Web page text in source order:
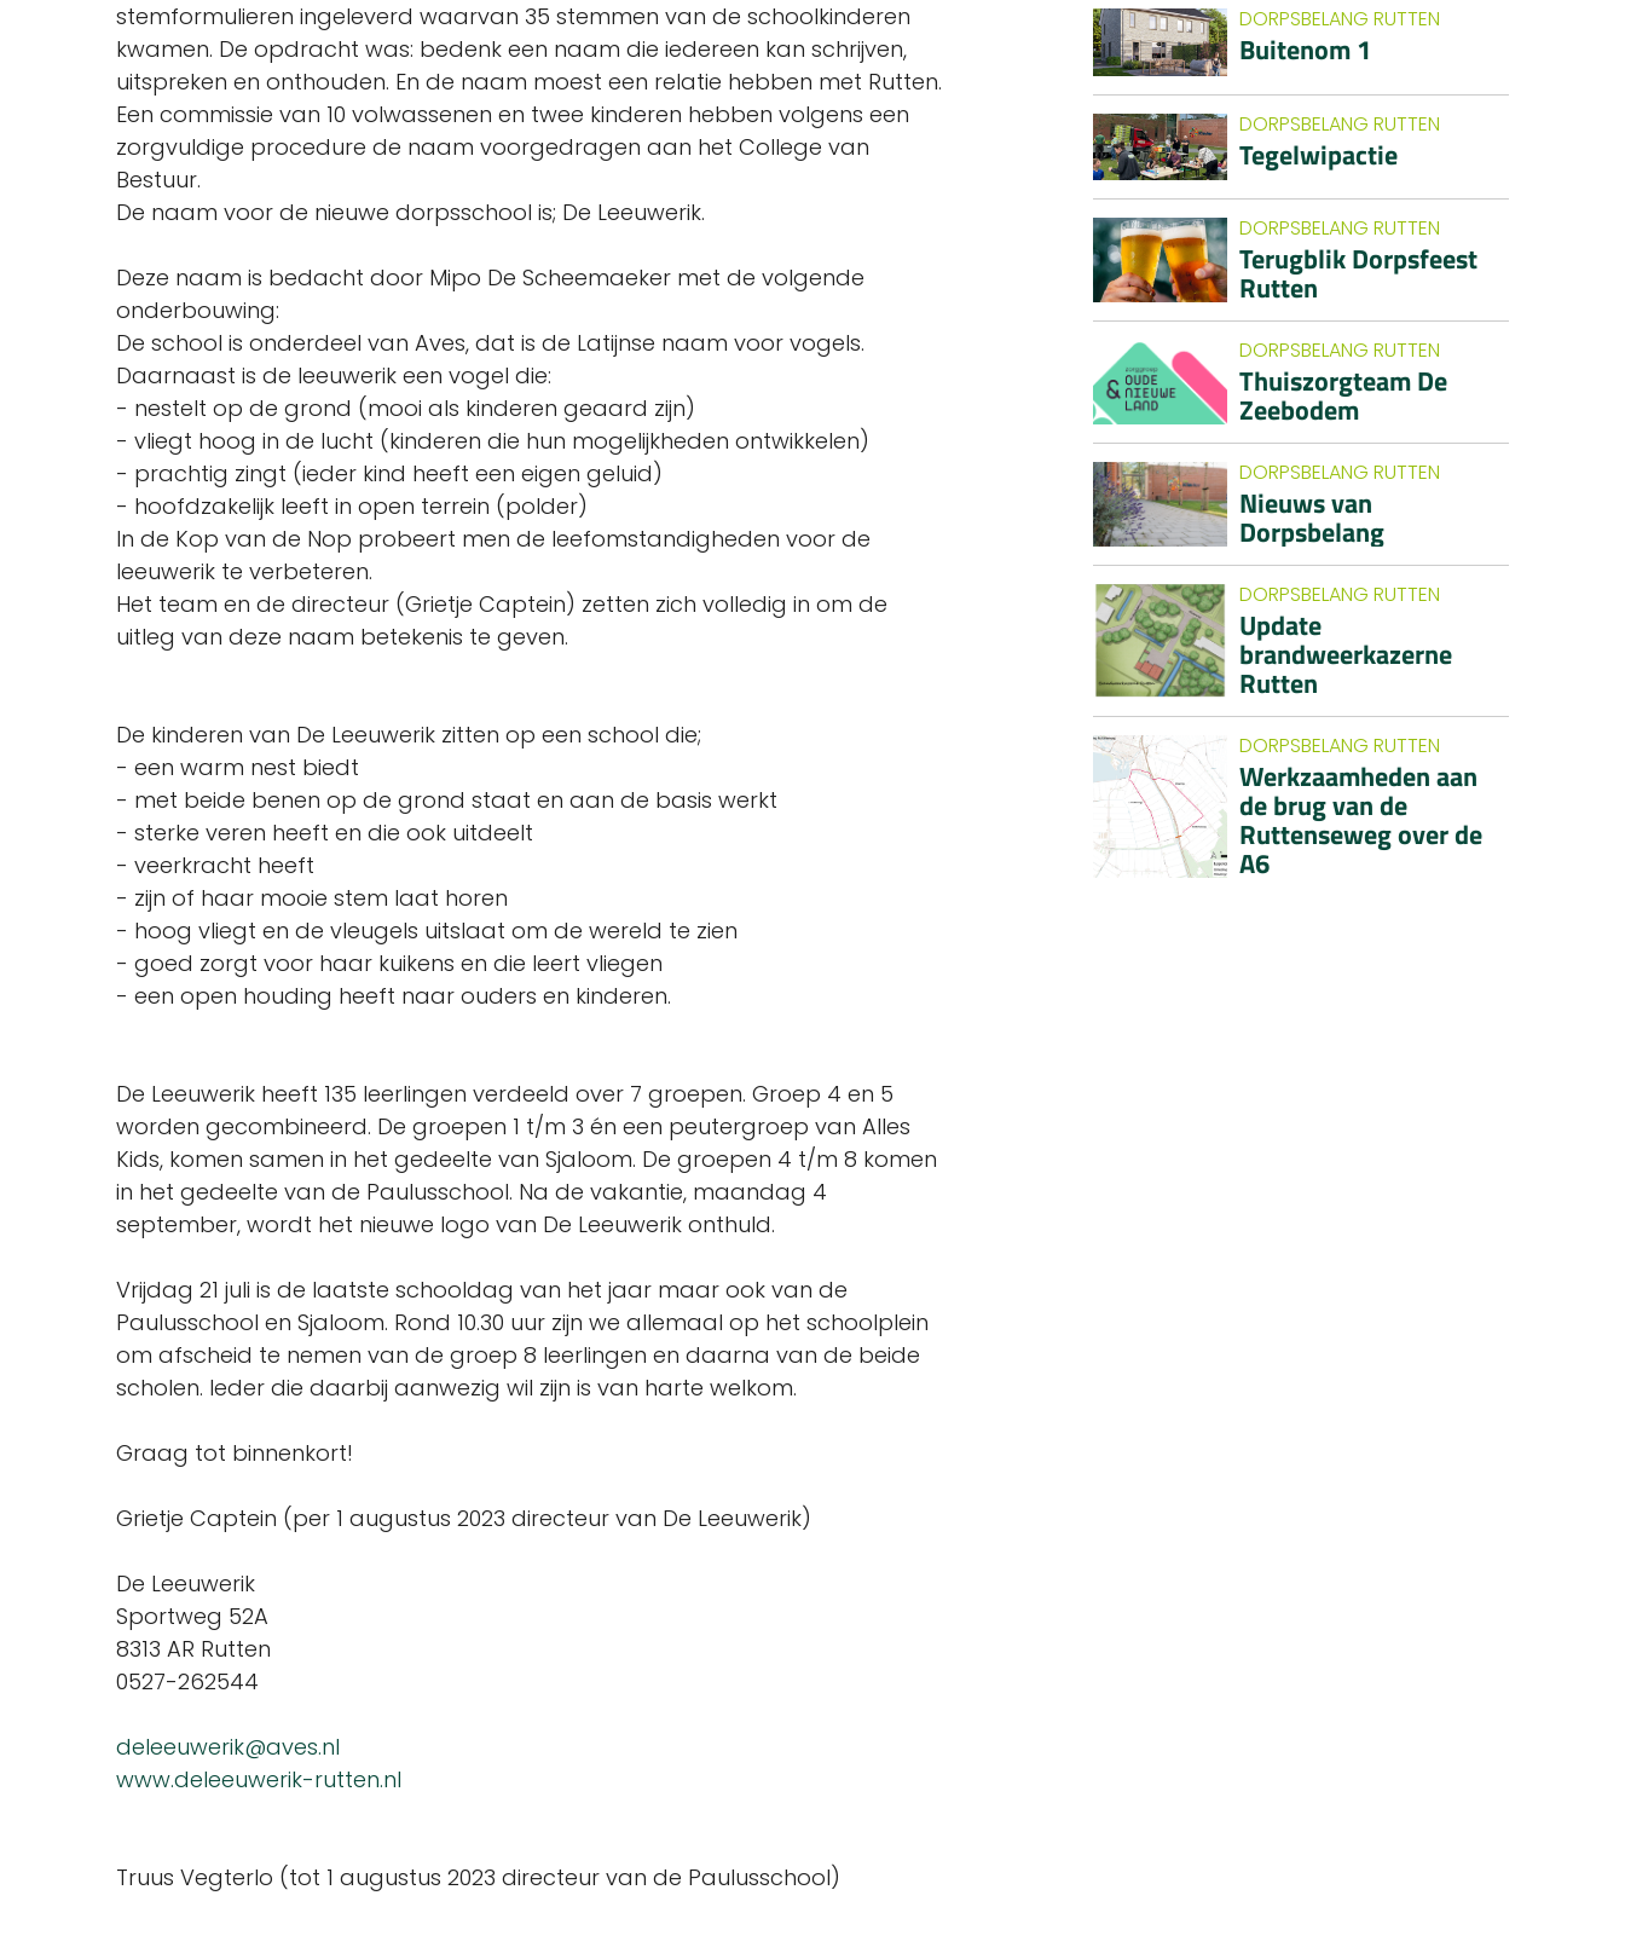
stemformulieren ingeleverd waarvan 35 stemmen van de schoolkinderen
kwamen. De opdracht was: bedenk een naam die iedereen kan schrijven,
uitspreken en onthouden. En de naam moest een relatie hebben met Rutten.
Een commissie van 10 volwassenen en twee kinderen hebben volgens een
zorgvuldige procedure de naam voorgedragen aan het College van
Bestuur.
De naam voor de nieuwe dorpsschool is; De Leeuwerik.
Deze naam is bedacht door Mipo De Scheemaeker met de volgende
onderbouwing:
De school is onderdeel van Aves, dat is de Latijnse naam voor vogels.
Daarnaast is de leeuwerik een vogel die:
- nestelt op de grond (mooi als kinderen geaard zijn)
- vliegt hoog in de lucht (kinderen die hun mogelijkheden ontwikkelen)
- prachtig zingt (ieder kind heeft een eigen geluid)
- hoofdzakelijk leeft in open terrein (polder)
In de Kop van de Nop probeert men de leefomstandigheden voor de
leeuwerik te verbeteren.
Het team en de directeur (Grietje Captein) zetten zich volledig in om de
uitleg van deze naam betekenis te geven.
De kinderen van De Leeuwerik zitten op een school die;
- een warm nest biedt
- met beide benen op de grond staat en aan de basis werkt
- sterke veren heeft en die ook uitdeelt
- veerkracht heeft
- zijn of haar mooie stem laat horen
- hoog vliegt en de vleugels uitslaat om de wereld te zien
- goed zorgt voor haar kuikens en die leert vliegen
- een open houding heeft naar ouders en kinderen.
De Leeuwerik heeft 135 leerlingen verdeeld over 7 groepen. Groep 4 en 5
worden gecombineerd. De groepen 1 t/m 3 én een peutergroep van Alles
Kids, komen samen in het gedeelte van Sjaloom. De groepen 4 t/m 8 komen
in het gedeelte van de Paulusschool. Na de vakantie, maandag 4
september, wordt het nieuwe logo van De Leeuwerik onthuld.
Vrijdag 21 juli is de laatste schooldag van het jaar maar ook van de
Paulusschool en Sjaloom. Rond 10.30 uur zijn we allemaal op het schoolplein
om afscheid te nemen van de groep 8 leerlingen en daarna van de beide
scholen. Ieder die daarbij aanwezig wil zijn is van harte welkom.
Graag tot binnenkort!
Grietje Captein (per 1 augustus 2023 directeur van De Leeuwerik)
De Leeuwerik
Sportweg 52A
8313 AR Rutten
0527-262544
deleeuwerik@aves.nl
www.deleeuwerik-rutten.nl
Truus Vegterlo (tot 1 augustus 2023 directeur van de Paulusschool)
DORPSBELANG RUTTEN
Buitenom 1
DORPSBELANG RUTTEN
Tegelwipactie
DORPSBELANG RUTTEN
Terugblik Dorpsfeest
Rutten
DORPSBELANG RUTTEN
Thuiszorgteam De
Zeebodem
DORPSBELANG RUTTEN
Nieuws van
Dorpsbelang
DORPSBELANG RUTTEN
Update
brandweerkazerne
Rutten
DORPSBELANG RUTTEN
Werkzaamheden aan
de brug van de
Ruttenseweg over de
A6